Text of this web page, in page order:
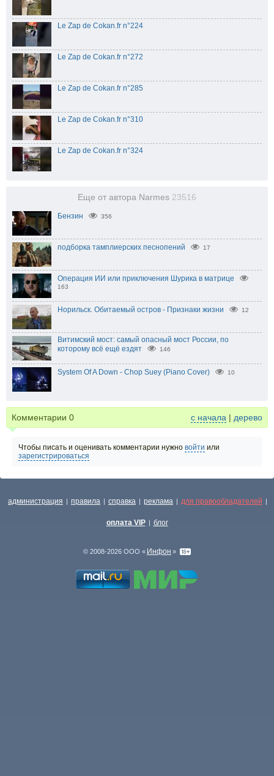
Le Zap de Cokan.fr n°224
Le Zap de Cokan.fr n°272
Le Zap de Cokan.fr n°285
Le Zap de Cokan.fr n°310
Le Zap de Cokan.fr n°324
Еще от автора Narmes 23516
Бензин 356
подборка тамплиерских песнопений 17
Операция ИИ или приключения Шурика в матрице
163
Норильск. Обитаемый остров - Признаки жизни 12
Витимский мост: самый опасный мост России, по
которому всё ещё ездят
146
System Of A Down - Chop Suey (Piano Cover) 10
Комментарии 0 с начала | дерево
Чтобы писать и оценивать комментарии нужно войти или
зарегистрироваться
администрация | правила | справка | реклама | для правообладателей |
оплата VIP | блог
© 2008-2026 ООО « Инфон »